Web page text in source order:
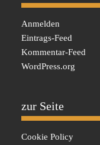
Anmelden
Eintrags-Feed
Kommentar-Feed
WordPress.org
zur Seite
Cookie Policy